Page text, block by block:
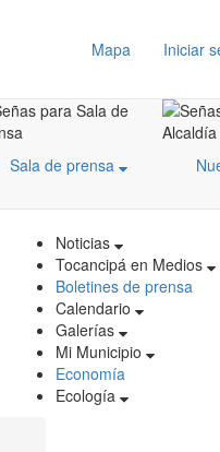
Mapa
Iniciar
Sala de prensa
Noticias
Tocancipá en Medios
Boletines de prensa
Calendario
Galerías
Mi Municipio
Economía
Ecología